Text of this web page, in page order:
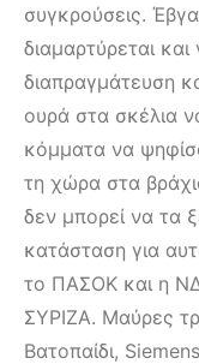
συγκρούσεις.
διαμαρτύρεται
διαπραγμάτευση
ουρά στα σκέλια
κόμματα να
τη χώρα στα
δεν μπορεί να τα
κατάσταση για
το ΠΑΣΟΚ και η ΝΔ
ΣΥΡΙΖΑ. Μαύρες
Βατοπαίδι,